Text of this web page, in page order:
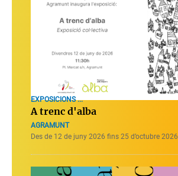
EXPOSICIONS ...
A trenc d'alba
AGRAMUNT
Des de 12 de juny 2026 fins 25 d’octubre 2026